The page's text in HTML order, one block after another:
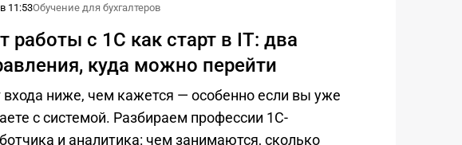
11:53Обучение для бухгалтеров
работы с 1С как старт в IT: два
куда можно перейти
входа ниже, чем кажется — особенно если вы уже
с системой. Разбираем профессии 1С-
и аналитика: чем занимаются, сколько